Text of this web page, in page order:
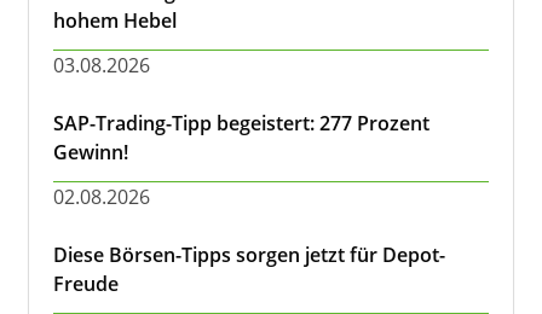
hohem Hebel
03.08.2026
SAP-Trading-Tipp begeistert: 277 Prozent
Gewinn!
02.08.2026
Diese Börsen-Tipps sorgen jetzt für Depot-
Freude